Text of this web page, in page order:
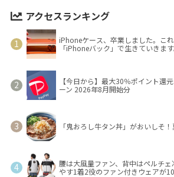
アクセスランキング
iPhoneケース、卒業しました。こ
「iPhoneバック」で生きていきます
【今日から】最大30％ポイント還
ーン 2026年8月開始分
「鬼おろし牛タン丼」がおいしそ
腰は大風量ファン、背中はペルチ
やす1着2役のファン付きウェアが